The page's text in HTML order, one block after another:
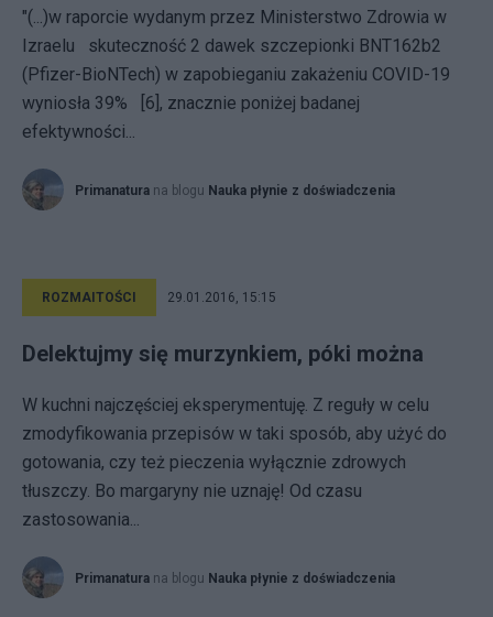
"(...)w raporcie wydanym przez Ministerstwo Zdrowia w
Izraelu skuteczność 2 dawek szczepionki BNT162b2
(Pfizer-BioNTech) w zapobieganiu zakażeniu COVID-19
wyniosła 39% [6], znacznie poniżej badanej
efektywności...
Primanatura na blogu Nauka płynie z doświadczenia
ROZMAITOŚCI 29.01.2016, 15:15
Delektujmy się murzynkiem, póki można
W kuchni najczęściej eksperymentuję. Z reguły w celu
zmodyfikowania przepisów w taki sposób, aby użyć do
gotowania, czy też pieczenia wyłącznie zdrowych
tłuszczy. Bo margaryny nie uznaję! Od czasu
zastosowania...
Primanatura na blogu Nauka płynie z doświadczenia